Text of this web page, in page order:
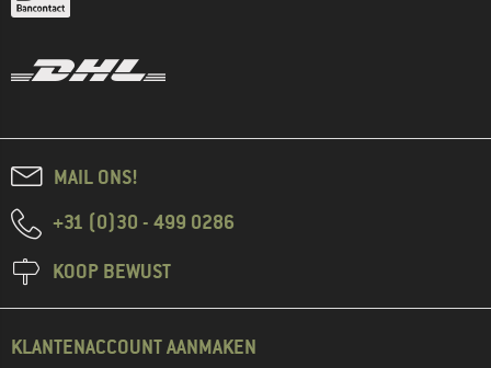
MAIL ONS!
+31 (0)30 - 499 0286
KOOP BEWUST
KLANTENACCOUNT AANMAKEN